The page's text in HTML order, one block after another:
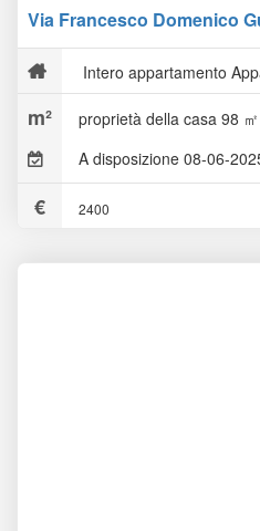
Via Francesco Domenico
Intero appartamento
proprietà della casa 98 ㎡
A disposizione 08-06-
2400